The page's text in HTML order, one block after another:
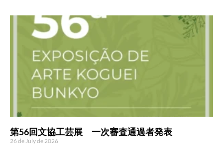
第56回文協工芸展 一次審査通過者発表
26 de July de 2026